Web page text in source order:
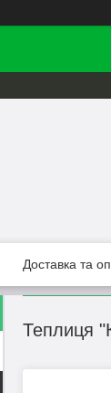
Доставка та
Теплиця